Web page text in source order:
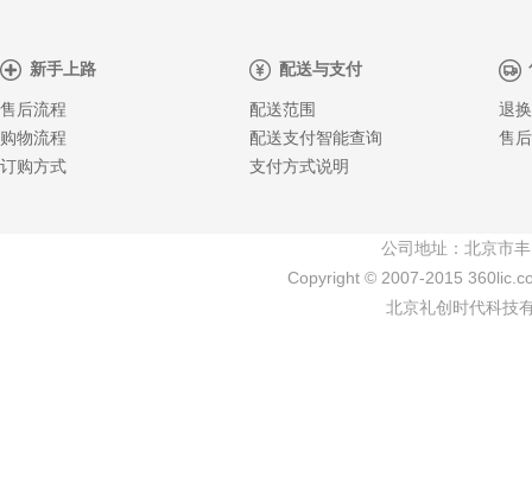
新手上路
售后流程
购物流程
订购方式
配送与支付
配送范围
配送支付智能查询
支付方式说明
退
售
公司地址：北京市
Copyright © 2007-2015
北京礼创时代科技